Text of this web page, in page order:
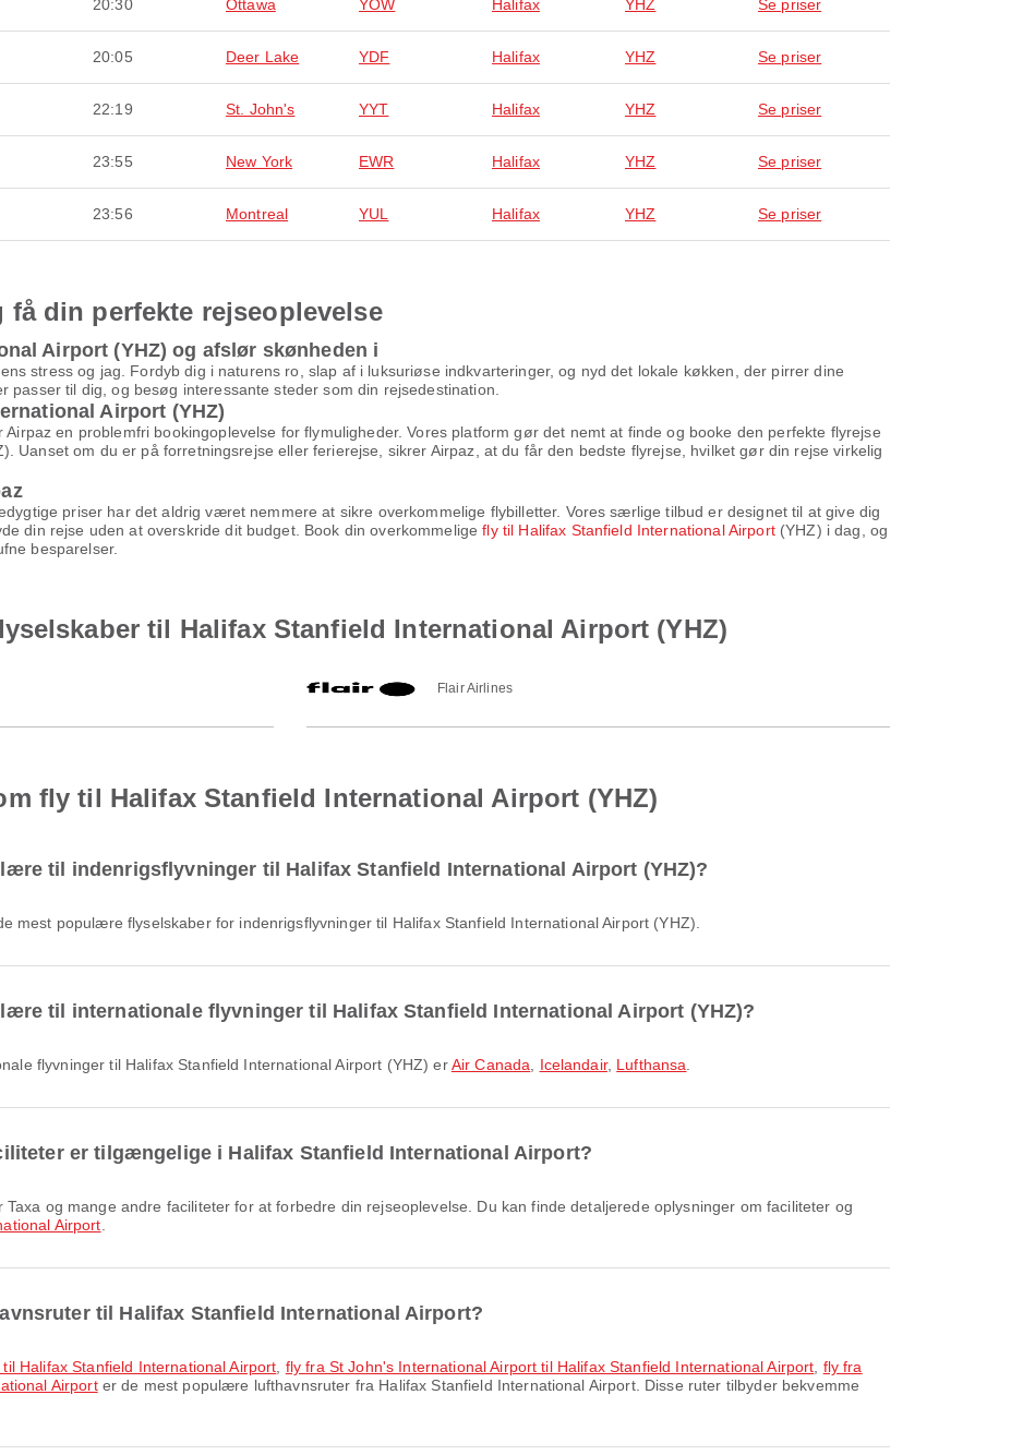
20:30 Ottawa YOW Halifax YHZ Se priser
20:05 Deer Lake YDF Halifax YHZ Se priser
22:19 St. John's YYT Halifax YHZ Se priser
23:55 New York EWR Halifax YHZ Se priser
23:56 Montreal YUL Halifax YHZ Se priser
din perfekte rejseoplevelse
Airport (YHZ) og afslør skønheden i
stress og jag. Fordyb dig i naturens ro, slap af i luksuriøse indkvarteringer, og nyd det lokale køkken, der pirrer dine
til dig, og besøg interessante steder som din rejsedestination.
Airport (YHZ)
en problemfri bookingoplevelse for flymuligheder. Vores platform gør det nemt at finde og booke den perfekte flyrejse
Uanset om du er på forretningsrejse eller ferierejse, sikrer Airpaz, at du får den bedste flyrejse, hvilket gør din rejse virkelig
priser har det aldrig været nemmere at sikre overkommelige flybilletter. Vores særlige tilbud er designet til at give dig
din rejse uden at overskride dit budget. Book din overkommeligefly til Halifax Stanfield International Airport(YHZ) i dag, og
besparelser.
til Halifax Stanfield International Airport (YHZ)
Flair Airlines
fly til Halifax Stanfield International Airport (YHZ)
til indenrigsflyvninger til Halifax Stanfield International Airport (YHZ)?
mest populære flyselskaber for indenrigsflyvninger til Halifax Stanfield International Airport (YHZ).
til internationale flyvninger til Halifax Stanfield International Airport (YHZ)?
flyvninger til Halifax Stanfield International Airport (YHZ) erAir Canada Icelandair, Lufthansa
er tilgængelige i Halifax Stanfield International Airport?
Airport
til Halifax Stanfield International Airport?
Halifax Stanfield International Airport fly fra St John's International Airport til Halifax Stanfield International Airport fly fra
Airporter de mest populære lufthavnsruter fra Halifax Stanfield International Airport. Disse ruter tilbyder bekvemme